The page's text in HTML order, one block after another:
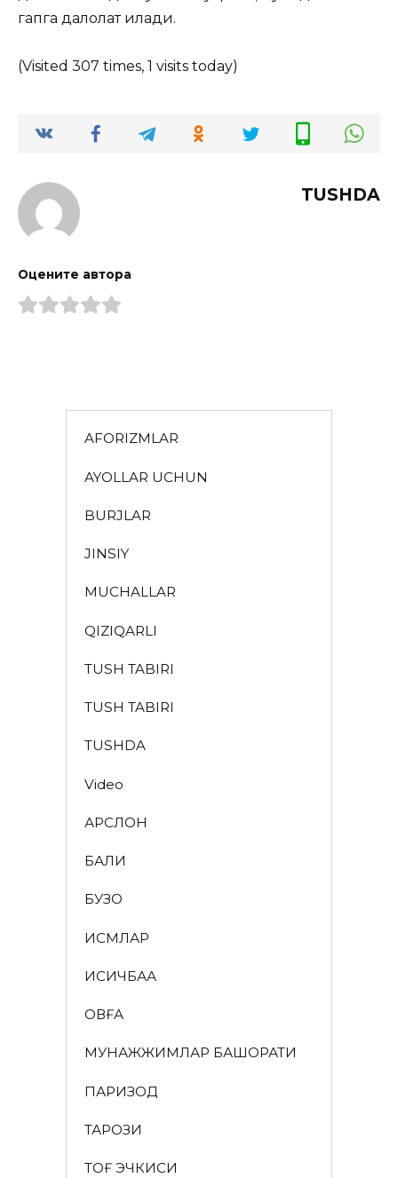
гапга далолат қилади.
(Visited 307 times, 1 visits today)
TUSHDA
Оцените автора
AFORIZMLAR
AYOLLAR UCHUN
BURJLAR
JINSIY
MUCHALLAR
QIZIQARLI
TUSH TABIRI
TUSH TABIRI
TUSHDA
Video
АРСЛОН
БАЛИҚ
БУЗОҚ
ИСМЛАР
ҚИСҚИЧБАҚА
ҚОВҒА
МУНАЖЖИМЛАР БАШОРАТИ
ПАРИЗОД
ТАРОЗИ
ТОҒ ЭЧКИСИ